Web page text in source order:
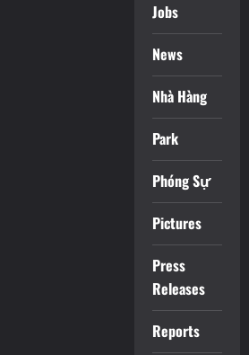
Jobs
News
Nhà Hàng
Park
Phóng Sự
Pictures
Press
Releases
Reports